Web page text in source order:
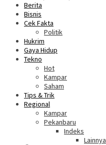
Berita
Bisnis
Cek Fakta
Politik
Hukrim
Gaya Hidup
Tekno
Hot
Kampar
Saham
Tips & Trik
Regional
Kampar
Pekanbaru
Indeks
Lainnya